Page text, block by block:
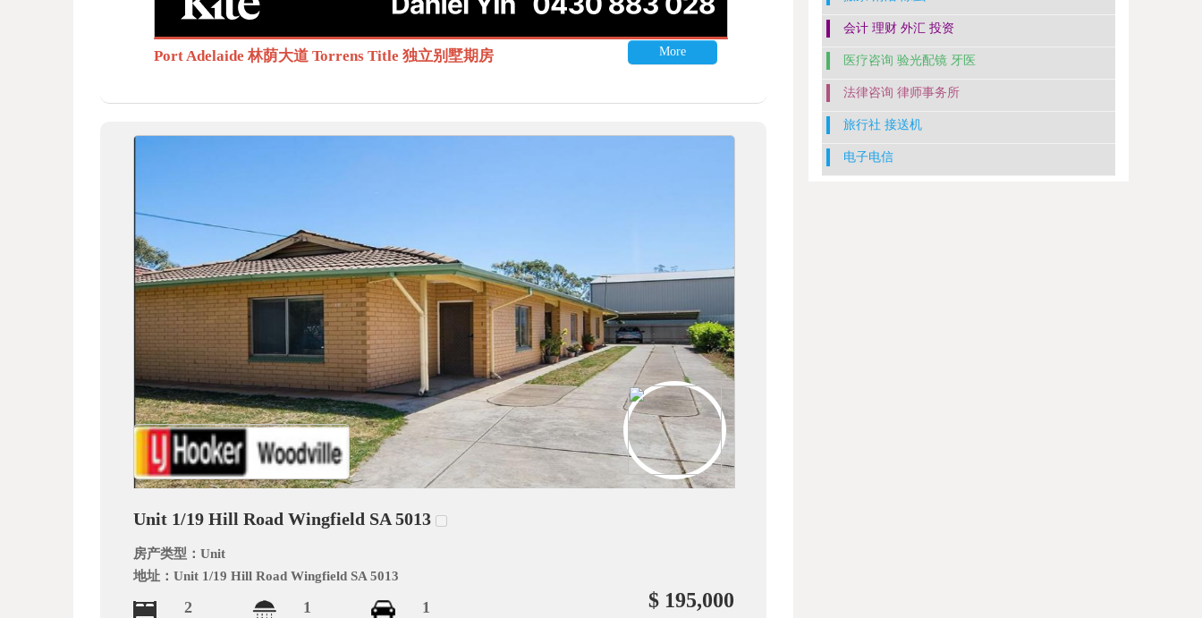
Port Adelaide 林荫大道 Torrens Title 独立别墅期房 More
Unit 1/19 Hill Road Wingfield SA 5013
房产类型：Unit
地址：Unit 1/19 Hill Road Wingfield SA 5013
2 1 1 $ 195,000
会计 理财 外汇 投资
医疗咨询 验光配镜 牙医
法律咨询 律师事务所
旅行社 接送机
电子电信